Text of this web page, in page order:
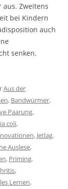
Zweitens
bei Kindern
auch
senken.
Aus der
, Bandwürmer,
Paarung,
coli,
, Jetlag,
Auslese,
, Priming,
,
Lernen,